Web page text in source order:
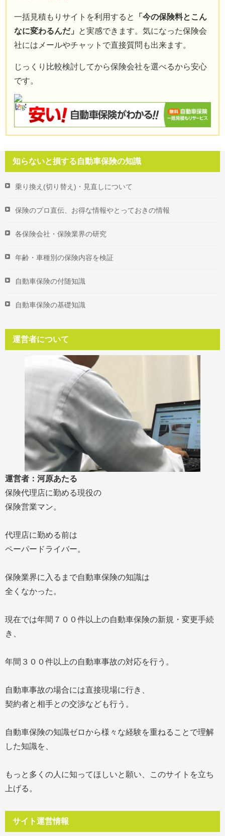
一括見積もりサイトを利用すると
「今の保険料とこん
なに変わるんだ」
と実感できます。気になった保険会
社にはメールやチャットで直接質問も出来ます。
じっくり比較検討してから保険会社を選べるから安心
です。
知らないと損する自動車保険の知識
乗り換え(切り替え)・見直しについて
保険のプロ直伝、お得な情報やとっておきの情報
各保険会社・保険業界の研究
年齢・車種別の保険内容を検証
自動車保険の付随知識
自動車保険の基礎知識
運営者について
運営者：河原あたる
保険代理店に勤める現役の
保険営業マン。
代理店に勤める前は
ペーパードライバー。
保険業界に入るまで自動車保険の知識は
全くなかった。
現在では年間７００件以上の自動車保険の新規・変更手続
き、
年間３００件以上の自動車事故の対応を行う。
自動車事故の場合には直接現場に行き、
契約者と相手との交渉なども行う。
自動車保険の知識ゼロから様々な経験を重ねることで理解
した知識を、
もっと多くの人に知ってほしいと願い、このサイトを立ち
上げる。
サイト運営情報